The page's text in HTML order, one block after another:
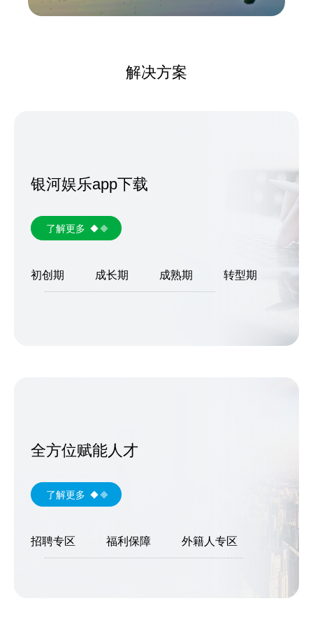
解决方案
银河娱乐app下载
了解更多
初创期 成长期 成熟期 转型期
全方位赋能人才
了解更多
招聘专区 福利保障 外籍人专区